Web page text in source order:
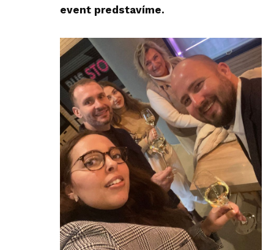
event predstavíme.